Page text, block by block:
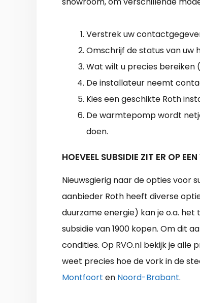
Verstrek uw
Omschrijf de status van uw
Wat wilt u precies
De installateur neemt
Kies een geschikte Roth
De warmtepomp wordt
doen.
HOEVEEL SUBSIDIE ZIT ER OP
Nieuwsgierig naar de opties voor
aanbieder Roth heeft diverse
duurzame energie) kan je o.a.
subsidie van 1900 kopen. Om dit
condities. Op RVO.nl bekijk je
weet precies hoe de vork in de
Montfoort en Noord-Brabant.